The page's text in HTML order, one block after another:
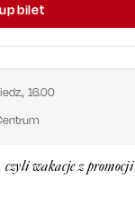
bilet
, 16.00
wakacje z promocji